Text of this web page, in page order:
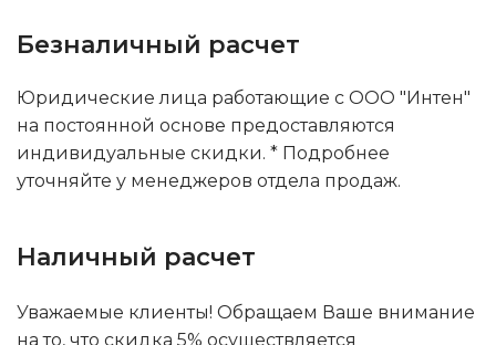
Безналичный расчет
Юридические лица работающие с ООО "Интен"
на постоянной основе предоставляются
индивидуальные скидки. * Подробнее
уточняйте у менеджеров отдела продаж.
Наличный расчет
Уважаемые клиенты! Обращаем Ваше внимание
на то, что скидка 5% осуществляется